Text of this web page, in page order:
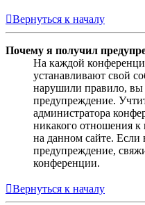
Вернуться к началу
Почему я получил
На каждой
устанавливают свой
нарушили правило, вы
предупреждение.
администратора
никакого отношения
на данном сайте. Если
предупреждение,
конференции.
Вернуться к началу